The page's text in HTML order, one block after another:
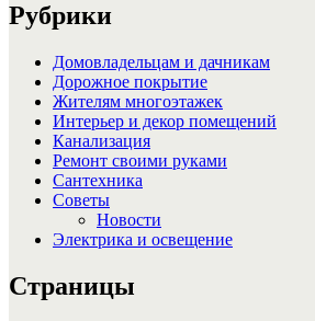
Рубрики
Домовладельцам и дачникам
Дорожное покрытие
Жителям многоэтажек
Интерьер и декор помещений
Канализация
Ремонт своими руками
Сантехника
Советы
Новости
Электрика и освещение
Страницы